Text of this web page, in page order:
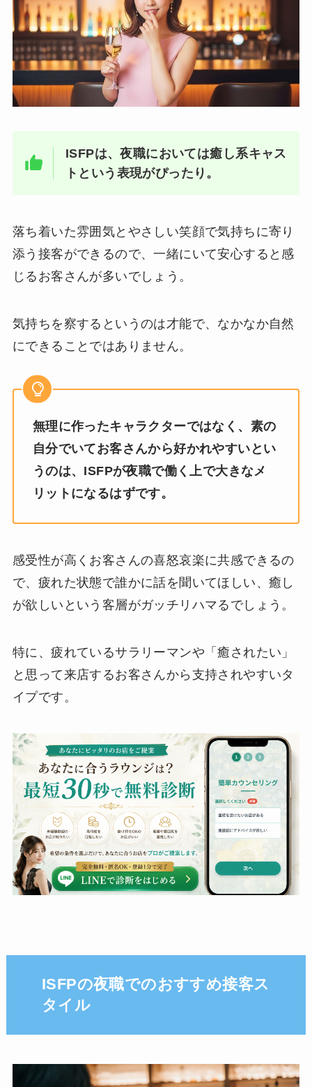
ISFPは、夜職においては癒し系キャス
トという表現がぴったり。
落ち着いた雰囲気とやさしい笑顔で気持ちに寄り
添う接客ができるので、一緒にいて安心すると感
じるお客さんが多いでしょう。
気持ちを察するというのは才能で、なかなか自然
にできることではありません。
無理に作ったキャラクターではなく、素の
自分でいてお客さんから好かれやすいとい
うのは、ISFPが夜職で働く上で大きなメ
リットになるはずです。
感受性が高くお客さんの喜怒哀楽に共感できるの
で、疲れた状態で誰かに話を聞いてほしい、癒し
が欲しいという客層がガッチリハマるでしょう。
特に、疲れているサラリーマンや「癒されたい」
と思って来店するお客さんから支持されやすいタ
イプです。
ISFPの夜職でのおすすめ接客ス
タイル